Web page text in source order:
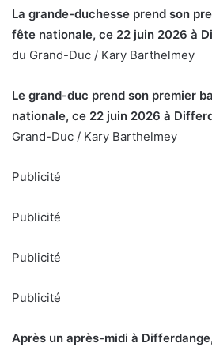
La grande-duchesse prend son
fête nationale, ce 22 juin 2026 à
du Grand-Duc / Kary Barthelmey
Le grand-duc prend son premier
nationale, ce 22 juin 2026 à
Grand-Duc / Kary Barthelmey
Publicité
Publicité
Publicité
Publicité
Après un après-midi à